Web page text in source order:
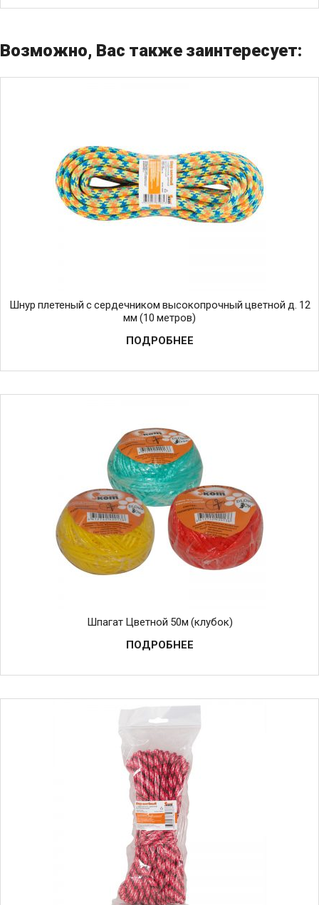
Возможно, Вас также заинтересует:
Шнур плетеный с сердечником высокопрочный цветной д. 12
мм (10 метров)
ПОДРОБНЕЕ
Шпагат Цветной 50м (клубок)
ПОДРОБНЕЕ